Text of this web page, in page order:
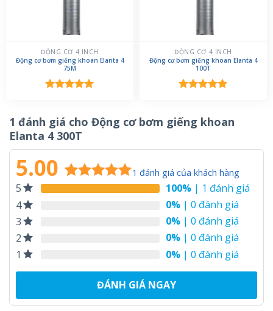
ĐỘNG CƠ 4 INCH
Động cơ bơm giếng khoan Elanta 4
75M
5 sao
ĐỘNG CƠ 4 INCH
Động cơ bơm giếng khoan Elanta 4
100T
5 sao
1 đánh giá cho Động cơ bơm giếng khoan
Elanta 4 300T
5.00 1 đánh giá của khách hàng
5 100% | 1 đánh giá
4
0% | 0 đánh giá
3
0% | 0 đánh giá
2
0% | 0 đánh giá
1
0% | 0 đánh giá
ĐÁNH GIÁ NGAY